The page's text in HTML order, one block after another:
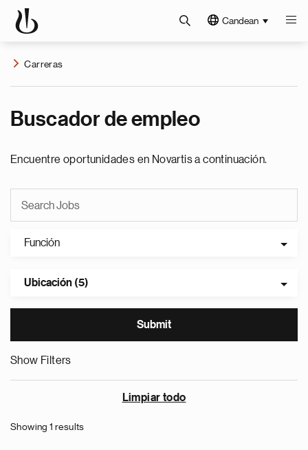
Candean
Carreras
Buscador de empleo
Encuentre oportunidades en Novartis a continuación.
Función
Ubicación (5)
Show Filters
Limpiar todo
Showing 1 results